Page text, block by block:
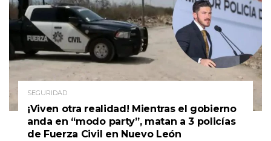
SEGURIDAD
¡Viven otra realidad! Mientras el gobierno
anda en “modo party”, matan a 3 policías
de Fuerza Civil en Nuevo León